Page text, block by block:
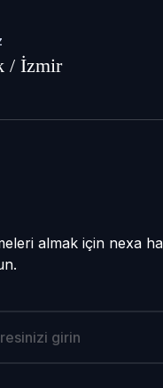
/ İzmir
almak için nexa